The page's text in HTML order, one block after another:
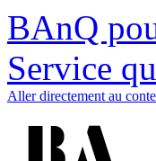
BAnQ
Service
Aller directement au